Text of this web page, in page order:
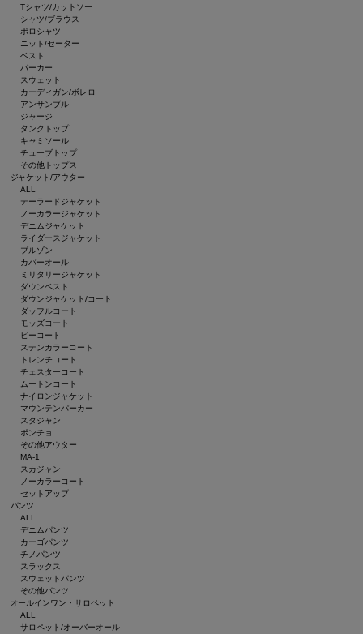
Tシャツ/カットソー
シャツ/ブラウス
ポロシャツ
ニット/セーター
ベスト
パーカー
スウェット
カーディガン/ボレロ
アンサンブル
ジャージ
タンクトップ
キャミソール
チューブトップ
その他トップス
ジャケット/アウター
ALL
テーラードジャケット
ノーカラージャケット
デニムジャケット
ライダースジャケット
ブルゾン
カバーオール
ミリタリージャケット
ダウンベスト
ダウンジャケット/コート
ダッフルコート
モッズコート
ピーコート
ステンカラーコート
トレンチコート
チェスターコート
ムートンコート
ナイロンジャケット
マウンテンパーカー
スタジャン
ポンチョ
その他アウター
MA-1
スカジャン
ノーカラーコート
セットアップ
パンツ
ALL
デニムパンツ
カーゴパンツ
チノパンツ
スラックス
スウェットパンツ
その他パンツ
オールインワン・サロペット
ALL
サロペット/オーバーオール